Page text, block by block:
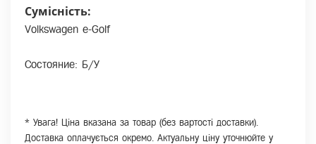
Сумісність:
Volkswagen e-Golf
Состояние: Б/У
* Увага! Ціна вказана за товар (без вартості доставки).
Доставка оплачується окремо. Актуальну ціну уточнюйте у